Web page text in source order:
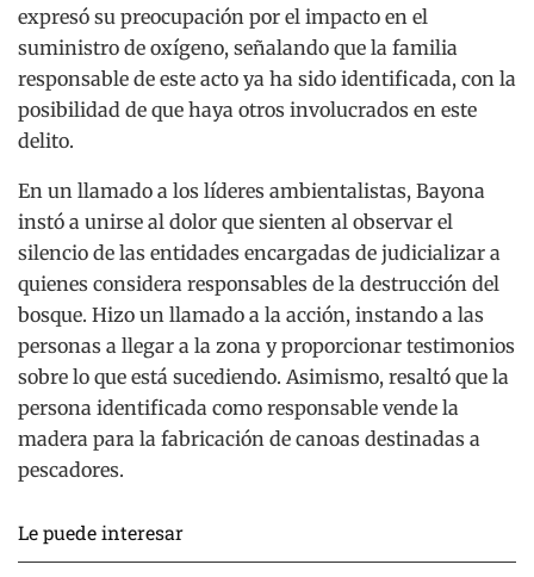
expresó su preocupación por el impacto en el
suministro de oxígeno, señalando que la familia
responsable de este acto ya ha sido identificada, con la
posibilidad de que haya otros involucrados en este
delito.
En un llamado a los líderes ambientalistas, Bayona
instó a unirse al dolor que sienten al observar el
silencio de las entidades encargadas de judicializar a
quienes considera responsables de la destrucción del
bosque. Hizo un llamado a la acción, instando a las
personas a llegar a la zona y proporcionar testimonios
sobre lo que está sucediendo. Asimismo, resaltó que la
persona identificada como responsable vende la
madera para la fabricación de canoas destinadas a
pescadores.
Le puede interesar